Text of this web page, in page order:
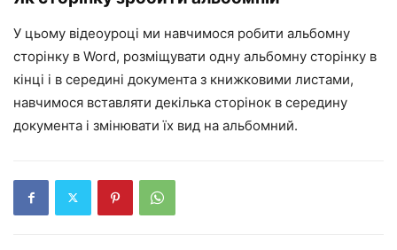
У цьому відеоуроці ми навчимося робити альбомну
сторінку в Word, розміщувати одну альбомну сторінку в
кінці і в середині документа з книжковими листами,
навчимося вставляти декілька сторінок в середину
документа і змінювати їх вид на альбомний.